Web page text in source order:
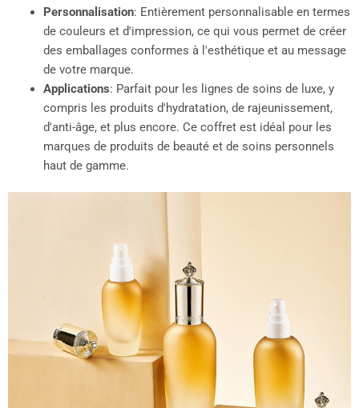
Personnalisation: Entièrement personnalisable en termes
de couleurs et d'impression, ce qui vous permet de créer
des emballages conformes à l'esthétique et au message
de votre marque.
Applications: Parfait pour les lignes de soins de luxe, y
compris les produits d'hydratation, de rajeunissement,
d'anti-âge, et plus encore. Ce coffret est idéal pour les
marques de produits de beauté et de soins personnels
haut de gamme.